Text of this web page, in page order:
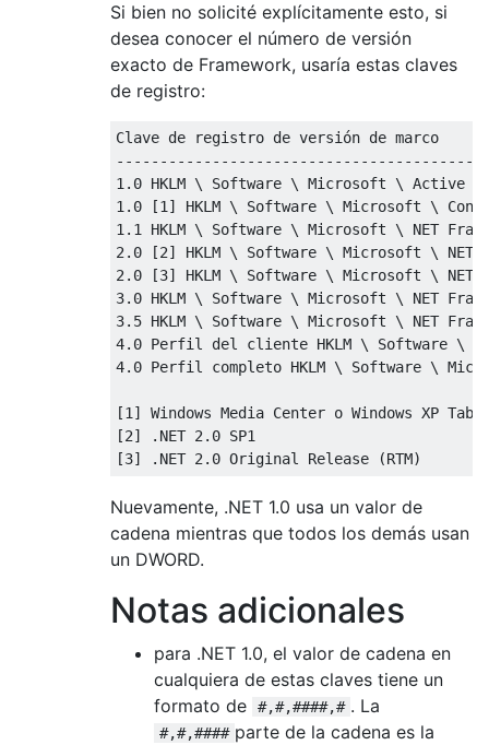
Si bien no solicité explícitamente esto, si
desea conocer el número de versión
exacto de Framework, usaría estas claves
de registro:
Clave de registro de versión de marco
1.0 HKLM \ Software \ Microsoft \ Active
1.0 [1] HKLM \ Software \ Microsoft \
1.1 HKLM \ Software \ Microsoft \ NET
2.0 [2] HKLM \ Software \ Microsoft \ NET
2.0 [3] HKLM \ Software \ Microsoft \ NET
3.0 HKLM \ Software \ Microsoft \ NET
3.5 HKLM \ Software \ Microsoft \ NET
4.0 Perfil del cliente HKLM \ Software \
4.0 Perfil completo HKLM \ Software \
[1] Windows Media Center o Windows XP
[2] .NET 2.0 SP1
Nuevamente, .NET 1.0 usa un valor de
cadena mientras que todos los demás usan
un DWORD.
Notas adicionales
para .NET 1.0, el valor de cadena en
cualquiera de estas claves tiene un
formato de
#,#,####,# . La
#,#,#### parte de la cadena es la